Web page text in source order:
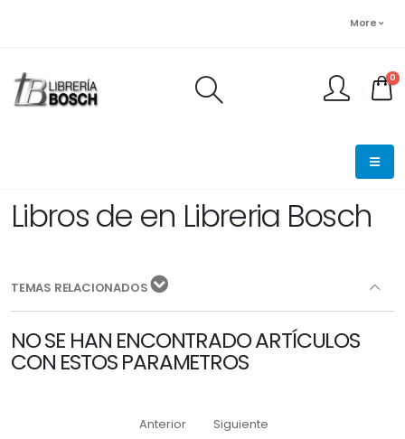
More
0
Libros de en Libreria Bosch
TEMAS RELACIONADOS
NO SE HAN ENCONTRADO ARTÍCULOS
CON ESTOS PARAMETROS
Anterior Siguiente